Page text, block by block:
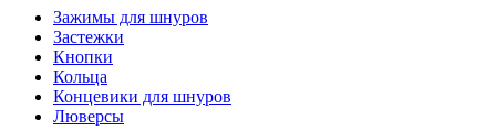
Зажимы для шнуров
Застежки
Кнопки
Кольца
Концевики для шнуров
Люверсы